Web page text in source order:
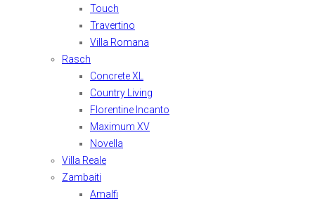
Touch
Travertino
Villa Romana
Rasch
Concrete XL
Country Living
Florentine Incanto
Maximum XV
Novella
Villa Reale
Zambaiti
Amalfi